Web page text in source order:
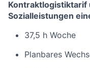
Kontraktlogistiktarif
Sozialleistungen
37,5 h Woche
Planbares